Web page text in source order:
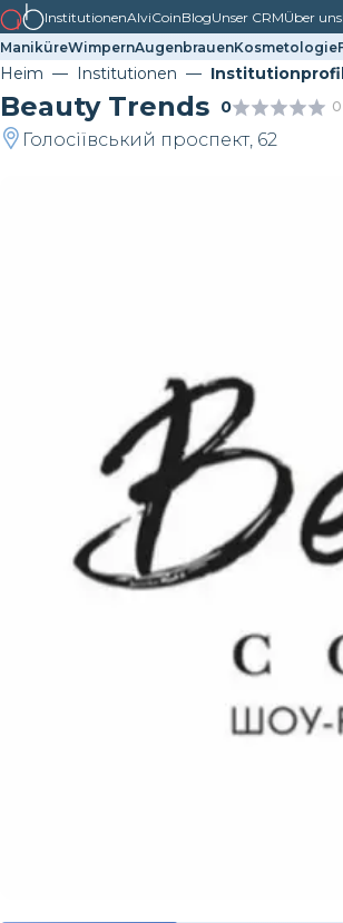
InstitutionenAlviCoinBlogUnser CRMÜber uns
ManiküreWimpernAugenbrauenKosmetologie
Heim Institutionen
Beauty Trends 0
Голосіївський проспект, 62